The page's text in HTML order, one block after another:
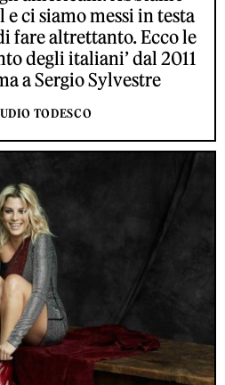
ci siamo messi in testa
fare altrettanto. Ecco le
degli italiani’ dal 2011
a Sergio Sylvestre
TODESCO